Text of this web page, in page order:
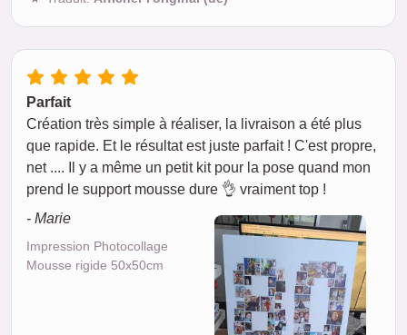
Parfait
Création très simple à réaliser, la livraison a été plus
que rapide. Et le résultat est juste parfait ! C'est propre,
net .... Il y a même un petit kit pour la pose quand mon
prend le support mousse dure 👌 vraiment top !
- Marie
Impression Photocollage
Mousse rigide 50x50cm